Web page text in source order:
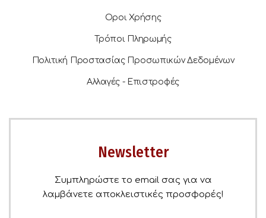
Οροι Χρήσης
Τρόποι Πληρωμής
Πολιτική Προστασίας Προσωπικών Δεδομένων
Αλλαγές - Επιστροφές
Newsletter
Συμπληρώστε το email σας για να
λαμβάνετε αποκλειστικές προσφορές!